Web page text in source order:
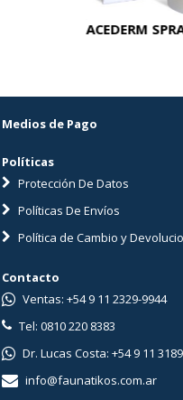
ACEDERM
Medios de Pago
Políticas
Protección De Datos
Políticas De Envíos
Política de Cambio y
Contacto
Ventas: +54 9 11 2329-9944
Tel: 0810 220 8383
Dr. Lucas Costa: +54 9 11
info@faunatikos.com.ar